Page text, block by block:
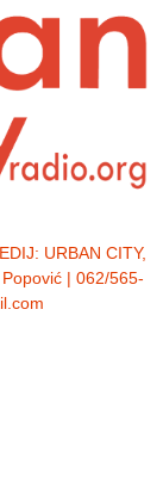
URBAN CITY,
| 062/565-